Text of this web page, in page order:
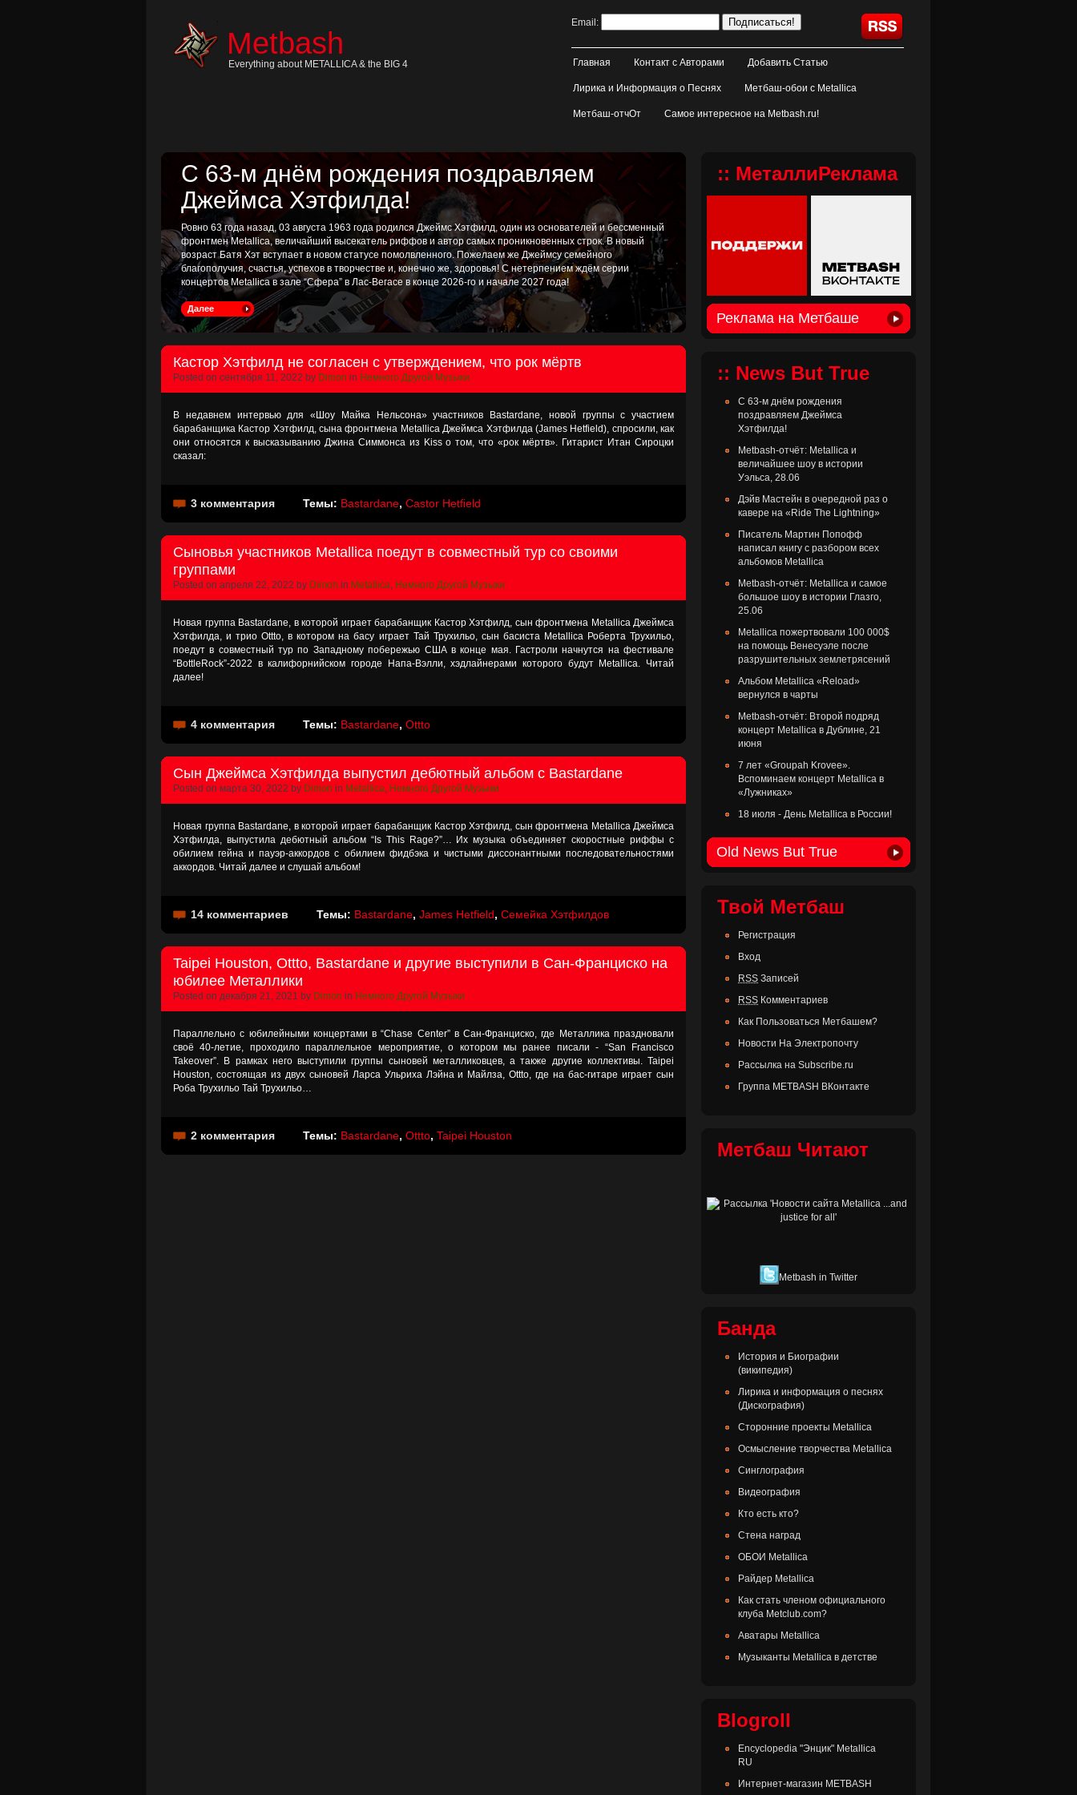
Metbash
Everything about METALLICA & the BIG 4
Email:
Главная Контакт с Авторами Добавить Статью
Лирика и Информация о Песнях Метбаш-обои с Metallica
Метбаш-отчОт Самое интересное на Metbash.ru!
С 63-м днём рождения поздравляем
Джеймса Хэтфилда!
Ровно 63 года назад, 03 августа 1963 года родился Джеймс Хэтфилд, один из основателей и бессменный
фронтмен Metallica, величайший высекатель риффов и автор самых проникновенных строк. В новый
возраст Батя Хэт вступает в новом статусе помолвленного. Пожелаем же Джеймсу семейного
благополучия, счастья, успехов в творчестве и, конечно же, здоровья! С нетерпением ждём серии
концертов Metallica в зале “Сфера” в Лас-Вегасе в конце 2026-го и начале 2027 года!
Далее
Кастор Хэтфилд не согласен с утверждением, что рок мёртв
Posted on сентября 11, 2022 by Dimon in Немного Другой Музыки
В недавнем интервью для «Шоу Майка Нельсона» участников Bastardane, новой группы с участием
барабанщика Кастор Хэтфилд, сына фронтмена Metallica Джеймса Хэтфилда (James Hetfield), спросили, как
они относятся к высказыванию Джина Симмонса из Kiss о том, что «рок мёртв». Гитарист Итан Сироцки
сказал:
3 комментария Темы: Bastardane, Castor Hetfield
Сыновья участников Metallica поедут в совместный тур со своими
группами
Posted on апреля 22, 2022 by Dimon in Metallica, Немного Другой Музыки
Новая группа Bastardane, в которой играет барабанщик Кастор Хэтфилд, сын фронтмена Metallica Джеймса
Хэтфилда, и трио Ottto, в котором на басу играет Тай Трухильо, сын басиста Metallica Роберта Трухильо,
поедут в совместный тур по Западному побережью США в конце мая. Гастроли начнутся на фестивале
“BottleRock”-2022 в калифорнийском городе Напа-Вэлли, хэдлайнерами которого будут Metallica. Читай
далее!
4 комментария Темы: Bastardane, Ottto
Сын Джеймса Хэтфилда выпустил дебютный альбом с Bastardane
Posted on марта 30, 2022 by Dimon in Metallica, Немного Другой Музыки
Новая группа Bastardane, в которой играет барабанщик Кастор Хэтфилд, сын фронтмена Metallica Джеймса
Хэтфилда, выпустила дебютный альбом “Is This Rage?”… Их музыка объединяет скоростные риффы с
обилием гейна и пауэр-аккордов с обилием фидбэка и чистыми диссонантными последовательностями
аккордов. Читай далее и слушай альбом!
14 комментариев Темы: Bastardane, James Hetfield, Семейка Хэтфилдов
Taipei Houston, Ottto, Bastardane и другие выступили в Сан-Франциско на
юбилее Металлики
Posted on декабря 21, 2021 by Dimon in Немного Другой Музыки
Параллельно с юбилейными концертами в “Chase Center” в Сан-Франциско, где Металлика праздновали
своё 40-летие, проходило параллельное мероприятие, о котором мы ранее писали - “San Francisco
Takeover”. В рамках него выступили группы сыновей металликовцев, а также другие коллективы. Taipei
Houston, состоящая из двух сыновей Ларса Ульриха Лэйна и Майлза, Ottto, где на бас-гитаре играет сын
Роба Трухильо Тай Трухильо…
2 комментария Темы: Bastardane, Ottto, Taipei Houston
:: МеталлиРеклама
Реклама на Метбаше
:: News But True
С 63-м днём рождения
поздравляем Джеймса
Хэтфилда!
Metbash-отчёт: Metallica и
величайшее шоу в истории
Уэльса, 28.06
Дэйв Мастейн в очередной раз о
кавере на «Ride The Lightning»
Писатель Мартин Попофф
написал книгу с разбором всех
альбомов Metallica
Metbash-отчёт: Metallica и самое
большое шоу в истории Глазго,
25.06
Metallica пожертвовали 100 000$
на помощь Венесуэле после
разрушительных землетрясений
Альбом Metallica «Reload»
вернулся в чарты
Metbash-отчёт: Второй подряд
концерт Metallica в Дублине, 21
июня
7 лет «Groupah Krovee».
Вспоминаем концерт Metallica в
«Лужниках»
18 июля - День Metallica в России!
Old News But True
Твой Метбаш
Регистрация
Вход
RSS Записей
RSS Комментариев
Как Пользоваться Метбашем?
Новости На Электропочту
Рассылка на Subscribe.ru
Группа METBASH ВКонтакте
Метбаш Читают
Metbash in Twitter
Банда
История и Биографии
(википедия)
Лирика и информация о песнях
(Дискография)
Сторонние проекты Metallica
Осмысление творчества Metallica
Синглография
Видеография
Кто есть кто?
Стена наград
ОБОИ Metallica
Райдер Metallica
Как стать членом официального
клуба Metclub.com?
Аватары Metallica
Музыканты Metallica в детстве
Blogroll
Encyclopedia "Энцик" Metallica
RU
Интернет-магазин METBASH